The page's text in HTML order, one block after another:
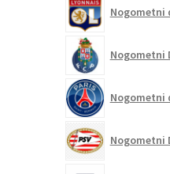
Nogometni
Nogometni
Nogometni
Nogometni